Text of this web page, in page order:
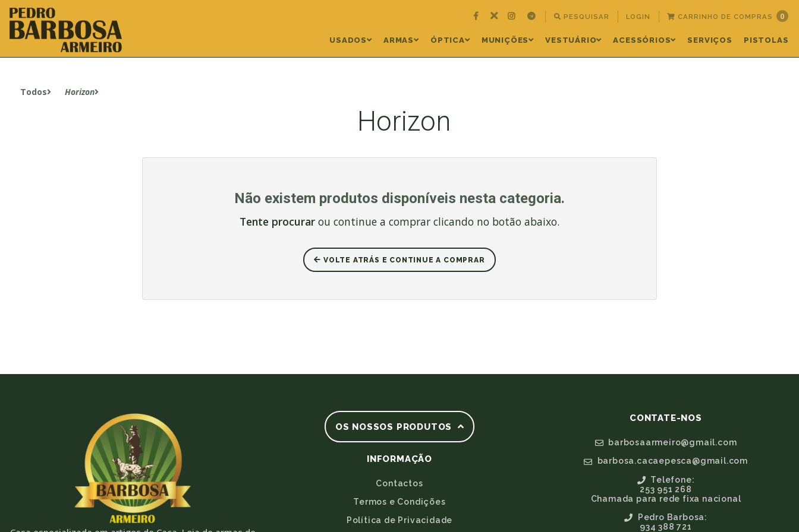
PESQUISAR LOGIN CARRINHO DE COMPRAS 0
USADOS ARMAS ÓPTICA MUNIÇÕES VESTUÁRIO ACESSÓRIOS SERVIÇOS PISTOLAS
Todos Horizon
Horizon
Não existem produtos disponíveis nesta categoria.
Tente procurar ou continue a comprar clicando no botão abaixo.
VOLTE ATRÁS E CONTINUE A COMPRAR
OS NOSSOS PRODUTOS
INFORMAÇÃO
Contactos
Termos e Condições
Política de Privacidade
CONTATE-NOS
barbosaarmeiro@gmail.com
barbosa.cacaepesca@gmail.com
Telefone:
253 951 268
Chamada para rede fixa nacional
Pedro Barbosa:
934 388 721